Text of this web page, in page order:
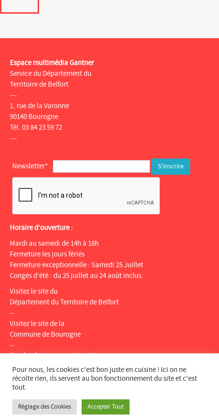
Espace multimédia Gantner
Service du Département du
Territoire de Belfort
---
1, rue de la Varonne
90140 Bourogne
Tél. 03 84 23 59 72
---
Newsletter* :
Horaire d’ouverture :
Mardi au samedi de 14h à 18h
Fermeture les jours fériés
Fermeture exceptionnelle : Samedi 25 Juillet
Congés d'été : du 25 juillet au 24 août inclus.
Visitez le site du
Département du Territoire de Belfort
--
Visitez le site de la
Commune de Bourogne
--
Facebook:Espace multimédia Gantner
Instagram: espacemultimediagantner
--
Website
--
Pour nous, les cookies c'est bon juste en cuisine ! Ici on ne
récolte rien, ils servent au bon fonctionnement du site et c'est
tout.
Réglage des Cookies Accepter Tout